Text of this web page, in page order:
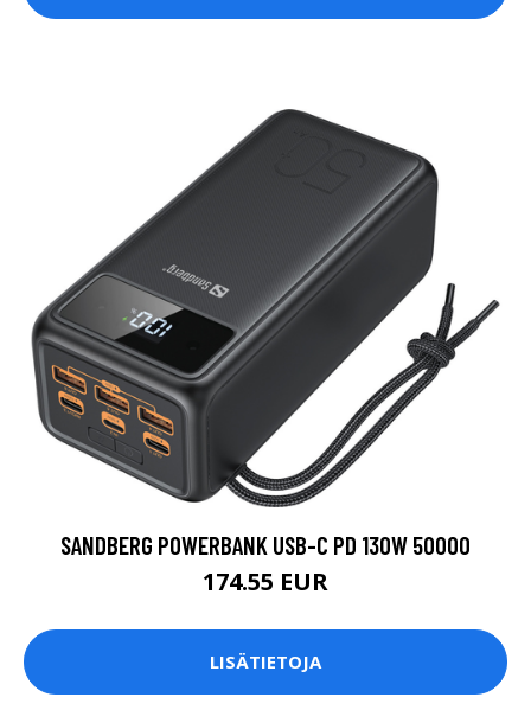
SANDBERG POWERBANK USB-C PD 130W 50000
174.55 EUR
LISÄTIETOJA